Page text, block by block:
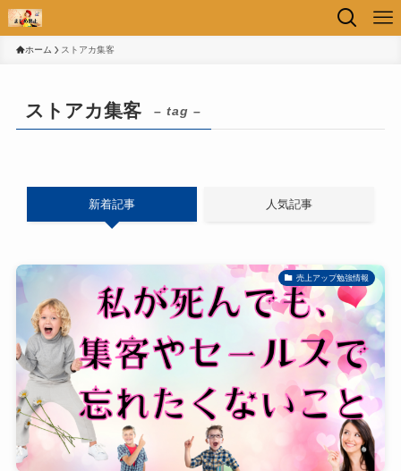
ホーム ストアカ集客
ストアカ集客 – tag –
新着記事 人気記事
売上アップ勉強情報